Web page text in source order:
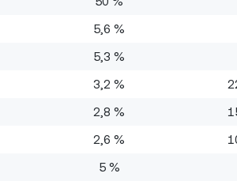
5,6 %
5,3 %
3,2 %
2,8 %
2,6 %
5 %